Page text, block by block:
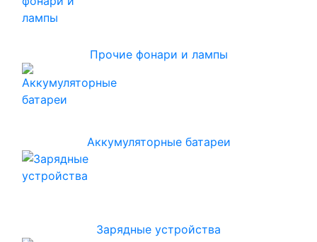
Прочие фонари и лампы
Аккумуляторные батареи
Зарядные устройства